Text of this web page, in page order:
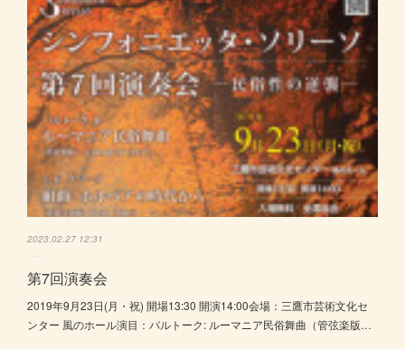
2023.02.27 12:31
第7回演奏会
2019年9月23日(月・祝) 開場13:30 開演14:00会場：三鷹市芸術文化セ
ンター 風のホール演目：バルトーク: ルーマニア民俗舞曲（管弦楽版…